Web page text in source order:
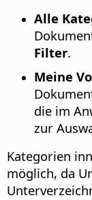
Alle
Filter.
Meine
die im
zur
Kategorien
möglich, da